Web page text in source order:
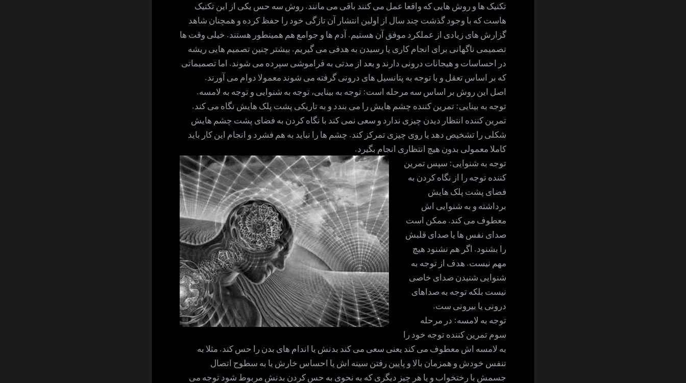
تکنیک ها و روش هایی که واقعا عمل می کنند باقی می مانند. روش سه حس یکی از این تکنیک
هاست که با وجود گذشت چند سال از اولین انتشار آن تازگی خود را حفظ کرده و همچنان شاهد
گزارش های زیادی از عملکرد موفق آن هستیم. آدم ها و جوامع هم همینطور هستند. خیلی وقت ها
تصمیمی ناگهانی برای انجام کاری یا رسیدن به هدفی می گیریم. بیشتر چنین تصمیم هایی ریشه
در احساسات و هیجانات درونی دارند و بعد از مدتی به فراموشی سپرده می شوند. اما تصمیماتی
که بر اساس تعقل و با توجه به پتانسیل های درونی گرفته می شوند معمولا دوام می آورند.
اصل این روش بر اساس سه مرحله است: توجه به بینایی، توجه به شنوایی و توجه به لامسه.
توجه به بینایی: تمرین کننده چشم هایش را می بندد و به تاریکی پشت پلک هایش نگاه می کند.
تمرین کننده انتظار دیدن چیزی ندارد و سعی نمی کند با نگاه کردن به فضای پشت چشم هایش
شکلی را تشخیص دهد یا روی چیزی تمرکز کند. چشم ها را نباید به هم فشرد و انجام این کار باید
کاملا معمولی بدون هیچ انتظاری انجام بگیرد.
توجه به شنوایی: سپس تمرین
کننده توجه را از نگاه کردن به
فضای پشت پلک هایش
برداشته و به شنوایی اش
معطوف می کند. ممکن است
صدای نفس ها یا صدای قلبش
را بشنود. اگر هم نشنود هیچ
مهم نیست. هدف از توجه به
شنوایی شنیدن صدای خاصی
نیست بلکه توجه به صداهای
درونی یا بیرونی ست.
توجه به لامسه: در مرحله
سوم تمرین کننده توجه خود را
به لامسه اش معطوف می کند یعنی سعی می کند بدنش یا اندام های بدن را حس کند. مثلا به
تنفس خودش و همزمان بالا و پایین رفتن سینه اش یا احساس خارش یا به سطوح اتصال
جسمش با رختخواب و یا هر چیز دیگری که به نحوی به حس کردن بدنش مربوط شود توجه می